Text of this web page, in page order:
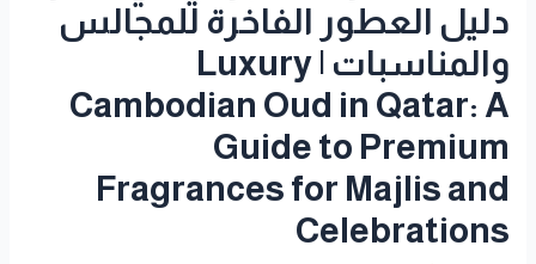
دليل العطور الفاخرة للمجالس
والمناسبات | Luxury
Cambodian Oud in Qatar: A
Guide to Premium
Fragrances for Majlis and
Celebrations